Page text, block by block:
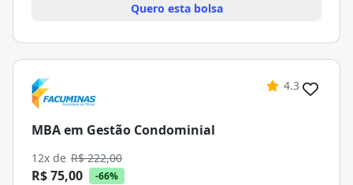
Quero esta bolsa
4.3
MBA em Gestão Condominial
12x de R$ 222,00
R$ 75,00 -66%